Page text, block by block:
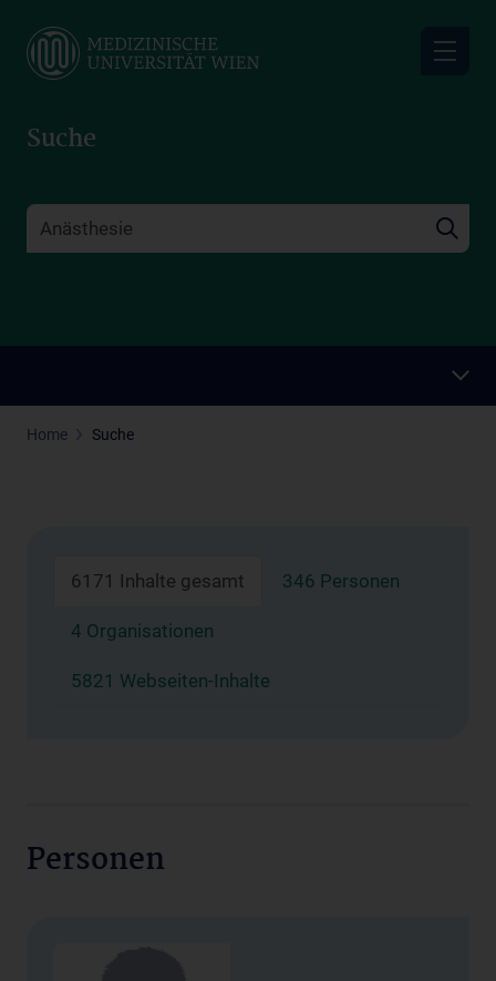
main
Suche
Home Suche
6171 Inhalte gesamt 346 Personen
4 Organisationen
5821 Webseiten-Inhalte
Personen